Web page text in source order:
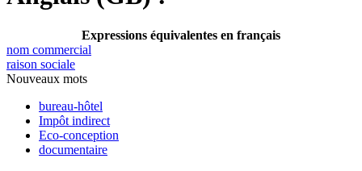
Expressions équivalentes en français
nom commercial
raison sociale
Nouveaux mots
bureau-hôtel
Impôt indirect
Eco-conception
documentaire